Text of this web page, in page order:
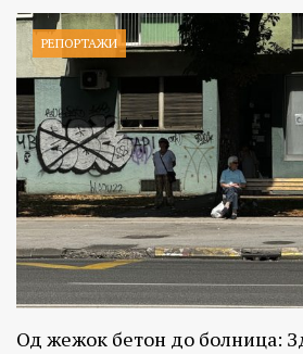
РЕПОРТАЖИ
Од жежок бетон до болница: